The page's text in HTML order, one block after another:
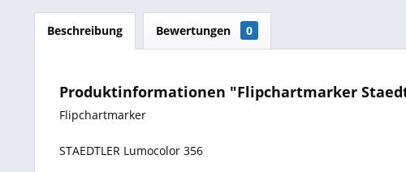
Beschreibung Bewertungen 0
Produktinformationen "Flipchartmarker
Flipchartmarker
STAEDTLER Lumocolor 356